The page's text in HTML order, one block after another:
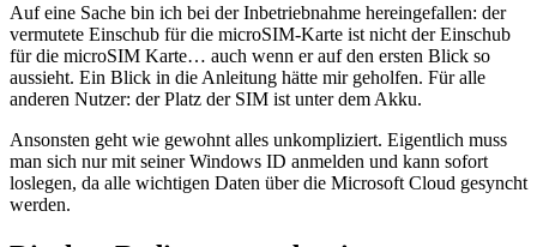
Auf eine Sache bin ich bei der Inbetriebnahme hereingefallen: der
vermutete Einschub für die microSIM-Karte ist nicht der Einschub
für die microSIM Karte… auch wenn er auf den ersten Blick so
aussieht. Ein Blick in die Anleitung hätte mir geholfen. Für alle
anderen Nutzer: der Platz der SIM ist unter dem Akku.
Ansonsten geht wie gewohnt alles unkompliziert. Eigentlich muss
man sich nur mit seiner Windows ID anmelden und kann sofort
loslegen, da alle wichtigen Daten über die Microsoft Cloud gesyncht
werden.